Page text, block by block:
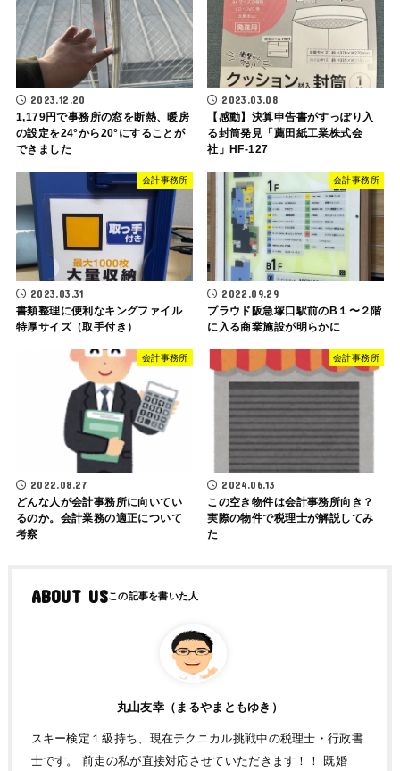
2023.12.20
1,179円で事務所の窓を断熱、暖房
の設定を24°から20°にすることが
できました
2023.03.08
【感動】決算申告書がすっぽり入
る封筒発見「薦田紙工業株式会
社」HF-127
会計事務所
2023.03.31
書類整理に便利なキングファイル
特厚サイズ（取手付き）
会計事務所
2022.09.29
プラウド阪急塚口駅前のB１〜２階
に入る商業施設が明らかに
会計事務所
2022.08.27
どんな人が会計事務所に向いてい
るのか。会計業務の適正について
考察
会計事務所
2024.06.13
この空き物件は会計事務所向き？
実際の物件で税理士が解説してみ
た
ABOUT US
丸山友幸（まるやまともゆき）
スキー検定１級持ち、現在テクニカル挑戦中の税理士・行政書
士です。 前走の私が直接対応させていただきます！！ 既婚